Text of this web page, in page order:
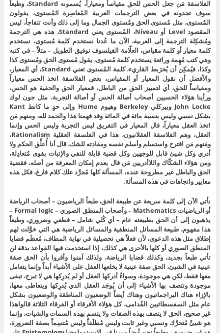
الفلاسفة مَن جعل الحس للحق مقياساً ومعياراً، يُسمونه Standard، وطبعاً
سوف تجدونه في بعض الترجمات العربية المُعاصِرة المُستوى، يقولون
المُستوى، مثل مُستوى الحق ومُستوى الجمال وما إلى ذلك وأنت تتفاجأ، ليس
المقصود Level أو Niveau، المُستوى يعني Standard، هذه هي الترجمة
ومُشكِلة الترجمة إلى العربية، الآن ما عُدنا نستخدم كلمة مُستوى، نستخدم
كلمة معيار أو كلمة مقياس، العلّامة الفيلسوف توفيق الطويل – مثلاً – في كتبه
وهي كتب مُهِمة ورائعة يستخدم كلمة مُستوى، يقول مُستوى الحق ومُستوى كذا
وكذا، فيُمكِن أن يُخرَبط القاريء، كلمة المُستوى تعني Standard، أي المعيار،
والأفضل أن نقول المعيار أو المقياس، بعض الفلاسفة اتخذ الحس معياراً
ومقياساً للحق، أي لتمييز الحق من الباطل، فمعيار الحق والحقية هو الحس،
ورأينا هؤلاء الحسيين أصحاب أصالة الحس أو أصالة التجربة، مثل جون لوك
John Locke وبيركلي Berkeley وهيوم Hume وإلى حدٍ ما كانط Kant
بشكل نسبي وليس بنسبة مائة في المائة وقد فهمنا هذا والحمد لله، ومنهم مَن
اتخذ العقل معياراً، قال المعيار في التفريق ليس التجربة وليس الحس وإنما
العقل، وهم الفلاسفة العقلانيون، هذا في الفلسفة العقلية Rationalism،
ومَنهم مَن اقترح واستسلم وأسلم نفسه ومقادته للشك، قال أنا أُعلِّق الحكم ولا
أدري وكل شيئ قابل للوجهين وكل قضية قابلة للنفي والإثبات بقوى مُتعادِلة،
ومن هؤلاء الشكّاك واللاأدريين مَن قال بعدم إمكان المعرفة من أصله، فقضية
الحق والباطل غير مطروحة عنده، المسألة كلها مُجرَّد علك كلام فارغ، فكل هذه
معايير واتجاهات في هذه المسألة.
نأتي الآن إلى كلمة سريعة عن طبيعة الحق، طبعاً الرياضيون – أصحاب الرياضة
أو الرياضيات Mathematics – وأصحاب المنطق الصوري – Formal logic –
يذهبون إلى أن الحق بطبيعته عام – أي كُلي شامل – قطعي وضروري، وطبعاً
هذا مفهوم، طبيعة المسائل المنطقية والمسائل الرياضية هي التي خوَّلت لهم
إطلاق مثل هذه الدعوى، لأن فعلاً هي تحصيلية في نهاية المطاف، مُعظَم قضايا
المنطق الصوري أو كلها بالأحرى هي كذلك، إذا استخدمت فيها القواعد بدقة لن
تأتي طبعاً بجديد، وكذلك قضايا الرياضة، ولذلك آمنوا وأقروا بأن الحق صفة
عينية في الشيئ، الحق صفة عينية لا يخلعها العقل على الأشياء أبداً وإنما يتعامل
معها فقط، لكن هي موجودة، وسواءٌ أدركها العقل أو لم يُدرِكها هي لا تبرح، تبقى
موجودة وتتصف بها الأشياء إلى أن يُوجَد العقل الذي يُدرِكها ويتعاطى معها،
بالإزاء هناك البراجماتيون وهناك أيضاً الوضعيون المناطقة والوضعيون بشكل
عام مثل السفسطائيين القُدامى، كل هؤلاء الأفرقاء أو الفرقاء الثلاثة قالواهذا
غير صحيح، الحق لا يتصف بهذه الصفات ولا يتسم بهذه السمات والشيات، وإنما
هو شيئٌ مُتحرِّك ونسبي وغير ثابت وليس مُطلَقاً وليس مُتسِماً بصفة الضرورة،